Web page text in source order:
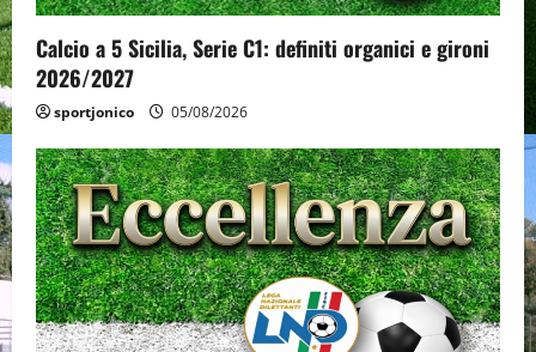
Calcio a 5 Sicilia, Serie C1: definiti organici e gironi
2026/2027
sportjonico 05/08/2026